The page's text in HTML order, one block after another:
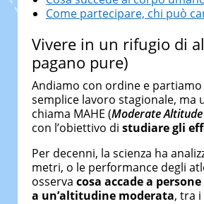
Come partecipare, chi può
Vivere in un rifugio di
pagano pure)
Andiamo con ordine e
semplice lavoro stagionale, ma
chiama MAHE (Moderate
con l’obiettivo di studiare gli
Per decenni, la scienza ha
metri, o le performance degli
osserva cosa accade a
a un’altitudine moderata, tra i